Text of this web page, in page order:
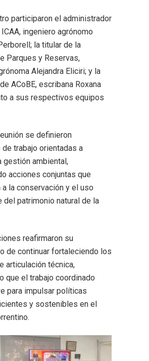
participaron el administrador
ingeniero agrónomo
la titular de la
Parques y Reservas,
Alejandra Eliciri; y la
ACoBE, escribana Roxana
a sus respectivos equipos
se definieron
trabajo orientadas a
gestión ambiental,
acciones conjuntas que
a la conservación y el uso
del patrimonio natural de la
reafirmaron su
de continuar fortaleciendo los
articulación técnica,
que el trabajo coordinado
para impulsar políticas
y sostenibles en el